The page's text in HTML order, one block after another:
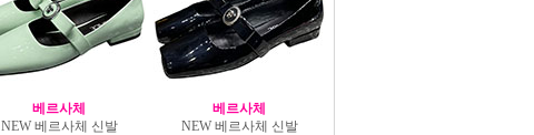
베르사체
NEW 베르사체 신발
베르사체
NEW 베르사체 신발